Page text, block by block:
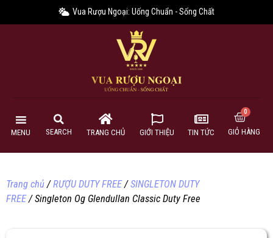
Vua Rượu Ngoại: Uống Chuẩn - Sống Chất
MENU SEARCH TRANG CHỦ GIỚI THIỆU TIN TỨC GIỎ HÀNG
Trang chủ/RƯỢU DUTY FREE/SINGLETON DUTY
FREE/ Singleton Og Glendullan Classic Duty Free